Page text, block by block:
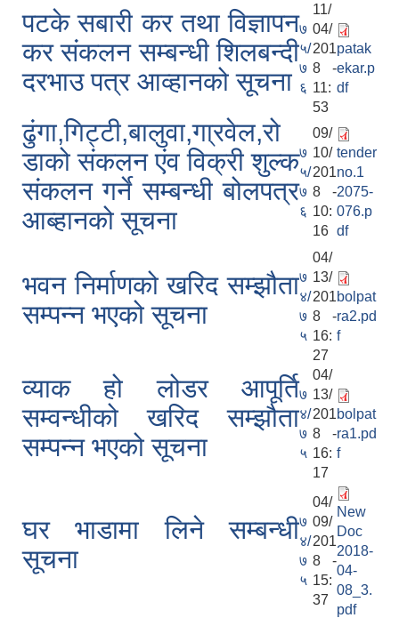
पटके सबारी कर तथा विज्ञापन
कर संकलन सम्बन्धी शिलबन्दी
दरभाउ पत्र आव्हानको सूचना
७
५/
७
६
11/
04/
201
8 -
11:
53
patak
ekar.p
df
ढुंगा,गिट्टी,बालुवा,गा्रवेल,रो
डाको संकलन एंव विक्री शुल्क
संकलन गर्ने सम्बन्धी बोलपत्र
आब्हानको सूचना
७
५/
७
६
09/
10/
201
8 -
10:
16
tender
no.1
2075-
076.p
df
भवन निर्माणको खरिद सम्झौता
सम्पन्न भएको सूचना
७
४/
७
५
04/
13/
201
8 -
16:
27
bolpat
ra2.pd
f
व्याक हो लोडर आपूर्ति
सम्वन्धीको खरिद सम्झौता
सम्पन्न भएको सूचना
७
४/
७
५
04/
13/
201
8 -
16:
17
bolpat
ra1.pd
f
घर भाडामा लिने सम्बन्धी
सूचना
७
४/
७
५
04/
09/
201
8 -
15:
37
New
Doc
2018-
04-
08_3.
pdf